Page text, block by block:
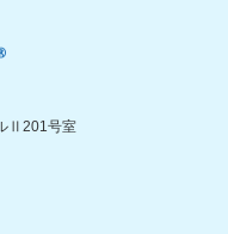
Ⅱ201号室